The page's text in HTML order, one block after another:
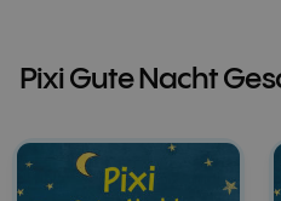
Pixi Gute Nacht